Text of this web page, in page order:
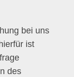
bei uns
ist
des